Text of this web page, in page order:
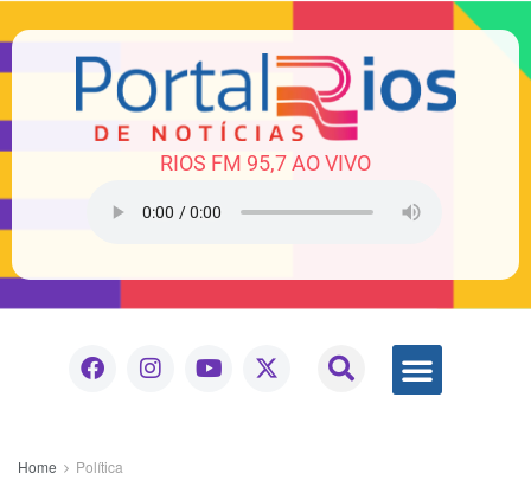
RIOS FM 95,7 AO VIVO
Home Política